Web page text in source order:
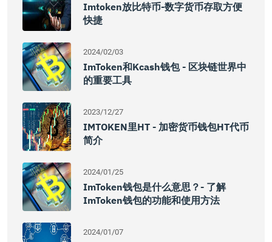
Imtoken放比特币-数字货币存取方便
快捷
2024/02/03
ImToken和Kcash钱包 - 区块链世界中
的重要工具
2023/12/27
IMTOKEN里HT - 加密货币钱包HT代币
简介
2024/01/25
ImToken钱包是什么意思？- 了解
ImToken钱包的功能和使用方法
2024/01/07